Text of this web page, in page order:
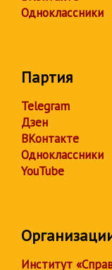
Одноклассники
Партия
Telegram
Дзен
ВКонтакте
Одноклассники
YouTube
Институт